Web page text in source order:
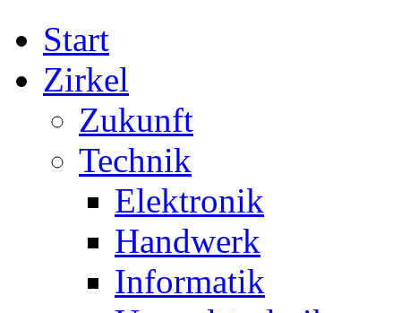
Start
Zirkel
Zukunft
Technik
Elektronik
Handwerk
Informatik